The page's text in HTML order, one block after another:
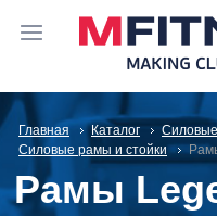
Главная Каталог
Силовые рамы и стойки
Рамы